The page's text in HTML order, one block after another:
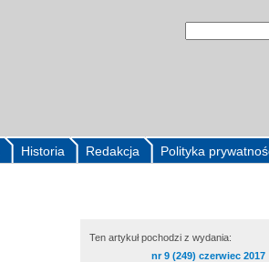
Polityka
Redakcja
Historia
Ten artykuł pochodzi z wydania:
nr 9 (249) czerwiec 2017